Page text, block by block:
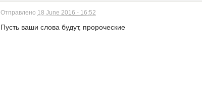
Отправлено 18 June 2016 - 16:52
Пусть ваши слова будут, пророческие